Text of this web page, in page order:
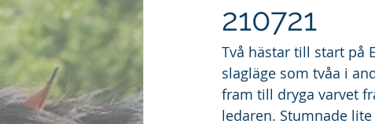
210721
Två hästar till start på
slagläge som tvåa i
fram till dryga varvet
ledaren. Stumnade